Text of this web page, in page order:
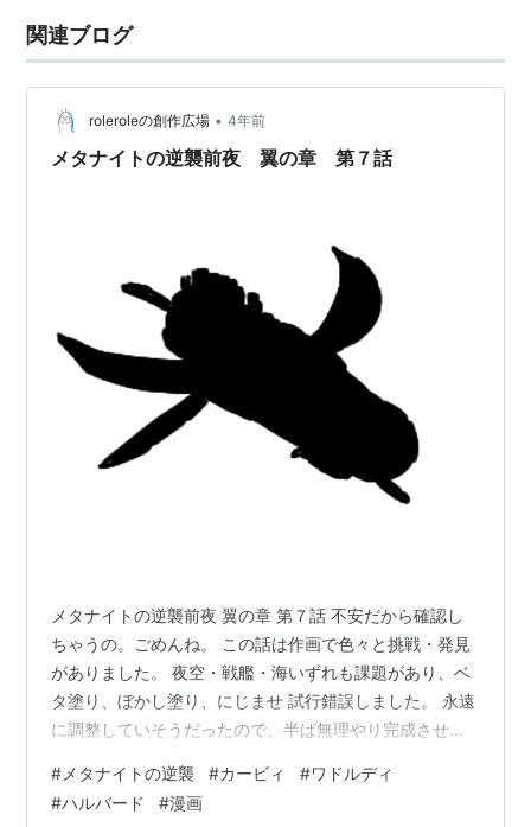
関連ブログ
roleroleの創作広場 • 4年前
メタナイトの逆襲前夜 翼の章 第７話
メタナイトの逆襲前夜 翼の章 第７話 不安だから確認し
ちゃうの。ごめんね。 この話は作画で色々と挑戦・発見
がありました。 夜空・戦艦・海いずれも課題があり、ベ
タ塗り、ぼかし塗り、にじませ 試行錯誤しました。 永遠
に調整していそうだったので、半ば無理やり完成させま
は着想当時から思いついていました。 夜空と海を見て戦
艦上でメタナイトとワドルディが語らう場面から メタナ
# メタナイトの逆襲 #カービィ #ワドルディ
#ハルバード #漫画